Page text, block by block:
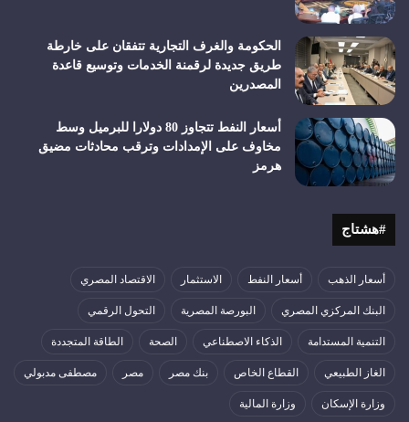
الحكومة والغرف التجارية تتفقان على خارطة
طريق جديدة لرقمنة الخدمات وتوسيع قاعدة
المصدرين
أسعار النفط تتجاوز 80 دولارا للبرميل وسط
مخاوف على الإمدادات وترقب محادثات مضيق
هرمز
#هشتاج
أسعار الذهب أسعار النفط الاستثمار الاقتصاد المصري
البنك المركزي المصري البورصة المصرية التحول الرقمي
التنمية المستدامة الذكاء الاصطناعي الصحة الطاقة المتجددة
الغاز الطبيعي القطاع الخاص بنك مصر مصر مصطفى مدبولي
وزارة الإسكان وزارة المالية